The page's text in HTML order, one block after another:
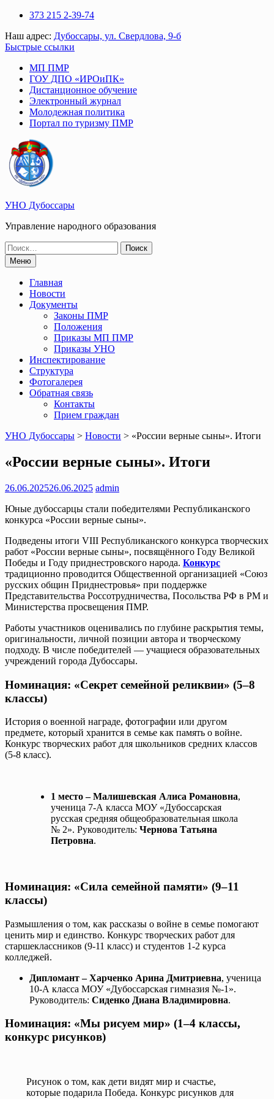
Перейти
содержимому
373 215 2-39-74
Наш адрес: Дубоссары, ул. Свердлова, 9-б
Быстрые ссылки
МП ПМР
ГОУ ДПО «ИРОиПК»
Дистанционное обучение
Электронный журнал
Молодежная политика
Портал по туризму ПМР
УНО Дубоссары
Управление народного образования
Поиск
по:Меню
Главная
Новости
Документы
Законы ПМР
Положения
Приказы МП ПМР
Приказы УНО
Инспектирование
Структура
Фотогалерея
Обратная связь
Контакты
Прием граждан
УНО Дубоссары > Новости > «России верные сыны». Итоги
«России верные сыны». Итоги
26.06.202526.06.2025 admin
Юные дубоссарцы стали победителями Республиканского
конкурса «России верные сыны».
Подведены итоги VIII Республиканского конкурса творческих
работ «России верные сыны», посвящённого Году Великой
Победы и Году приднестровского народа. Конкурс
традиционно проводится Общественной организацией «Союз
русских общин Приднестровья» при поддержке
Представительства Россотрудничества, Посольства РФ в РМ и
Министерства просвещения ПМР.
Работы участников оценивались по глубине раскрытия темы,
оригинальности, личной позиции автора и творческому
подходу. В числе победителей — учащиеся образовательных
учреждений города Дубоссары.
Номинация: «Секрет семейной реликвии» (5–8
классы)
История о военной награде, фотографии или другом
предмете, который хранится в семье как память о войне.
Конкурс творческих работ для школьников средних классов
(5-8 класс).
1 место – Малишевская Алиса Романовна,
ученица 7-А класса МОУ «Дубоссарская
русская средняя общеобразовательная школа
№ 2». Руководитель: Чернова Татьяна
Петровна.
Номинация: «Сила семейной памяти» (9–11
классы)
Размышления о том, как рассказы о войне в семье помогают
ценить мир и единство. Конкурс творческих работ для
старшеклассников (9-11 класс) и студентов 1-2 курса
колледжей.
Дипломант – Харченко Арина Дмитриевна, ученица
10-А класса МОУ «Дубоссарская гимназия №-1».
Руководитель: Сиденко Диана Владимировна.
Номинация: «Мы рисуем мир» (1–4 классы,
конкурс рисунков)
Рисунок о том, как дети видят мир и счастье,
которые подарила Победа. Конкурс рисунков для